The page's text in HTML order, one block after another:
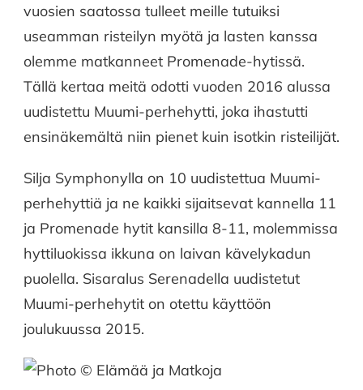
vuosien saatossa tulleet meille tutuiksi
useamman risteilyn myötä ja lasten kanssa
olemme matkanneet Promenade-hytissä.
Tällä kertaa meitä odotti vuoden 2016 alussa
uudistettu Muumi-perhehytti, joka ihastutti
ensinäkemältä niin pienet kuin isotkin risteilijät.
Silja Symphonylla on 10 uudistettua Muumi-
perhehyttiä ja ne kaikki sijaitsevat kannella 11
ja Promenade hytit kansilla 8-11, molemmissa
hyttiluokissa ikkuna on laivan kävelykadun
puolella. Sisaralus Serenadella uudistetut
Muumi-perhehytit on otettu käyttöön
joulukuussa 2015.